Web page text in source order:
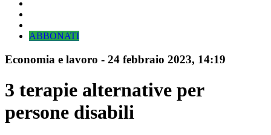
ABBONATI
Economia e lavoro - 24 febbraio 2023, 14:19
3 terapie alternative per
persone disabili